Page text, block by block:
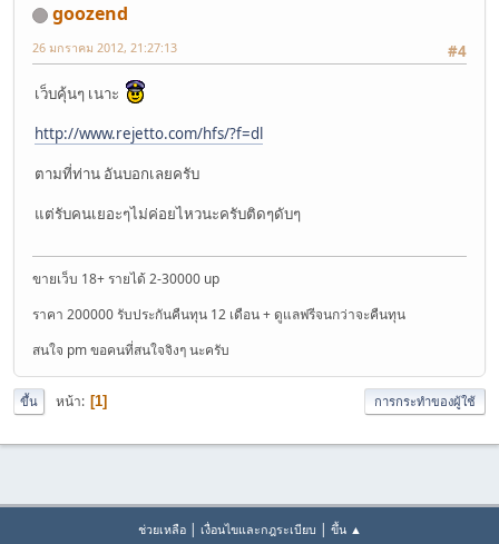
goozend
#4
26 มกราคม 2012, 21:27:13
เว็บคุ้นๆ เนาะ
http://www.rejetto.com/hfs/?f=dl
ตามที่ท่าน อันบอกเลยครับ
แต่รับคนเยอะๆไม่ค่อยไหวนะครับติดๆดับๆ
ขายเว็บ 18+ รายได้ 2-30000 up
ราคา 200000 รับประกันคืนทุน 12 เดือน + ดูแลฟรีจนกว่าจะคืนทุน
สนใจ pm ขอคนที่สนใจจิงๆ นะครับ
ขึ้น หน้า 1 การกระทำของผู้ใช้
ช่วยเหลือ| เงื่อนไขและกฎระเบียบ | ขึ้น ▲